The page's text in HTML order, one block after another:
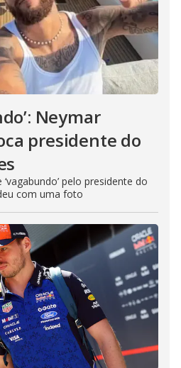
Neymar
presidente do
pelo presidente do
com uma foto